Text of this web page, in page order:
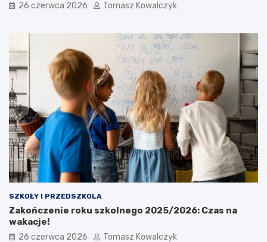
26 czerwca 2026 Tomasz Kowalczyk
SZKOŁY I PRZEDSZKOLA
Zakończenie roku szkolnego 2025/2026: Czas na
wakacje!
26 czerwca 2026 Tomasz Kowalczyk